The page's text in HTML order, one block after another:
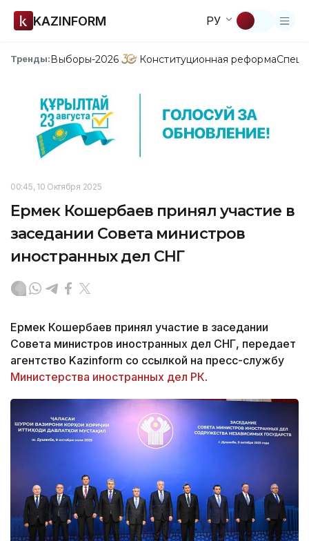
KAZINFORM РУ
Тренды:Выборы-2026 Конституционная реформа
00:45, 10 Октября 2025
Ермек Кошербаев принял участие в
заседании Совета министров
иностранных дел СНГ
Ермек Кошербаев принял участие в заседании
Совета министров иностранных дел СНГ, передает
агентство Kazinform со ссылкой на пресс-службу
Министерства иностранных дел РК.